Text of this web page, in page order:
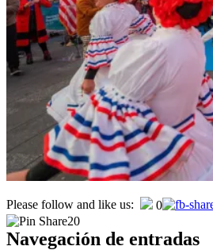
Please follow and like us: 0
20
Navegación de entradas